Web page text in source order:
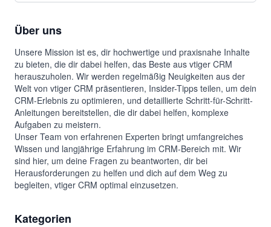
Über uns
Unsere Mission ist es, dir hochwertige und praxisnahe Inhalte
zu bieten, die dir dabei helfen, das Beste aus vtiger CRM
herauszuholen. Wir werden regelmäßig Neuigkeiten aus der
Welt von vtiger CRM präsentieren, Insider-Tipps teilen, um dein
CRM-Erlebnis zu optimieren, und detaillierte Schritt-für-Schritt-
Anleitungen bereitstellen, die dir dabei helfen, komplexe
Aufgaben zu meistern.
Unser Team von erfahrenen Experten bringt umfangreiches
Wissen und langjährige Erfahrung im CRM-Bereich mit. Wir
sind hier, um deine Fragen zu beantworten, dir bei
Herausforderungen zu helfen und dich auf dem Weg zu
begleiten, vtiger CRM optimal einzusetzen.
Kategorien